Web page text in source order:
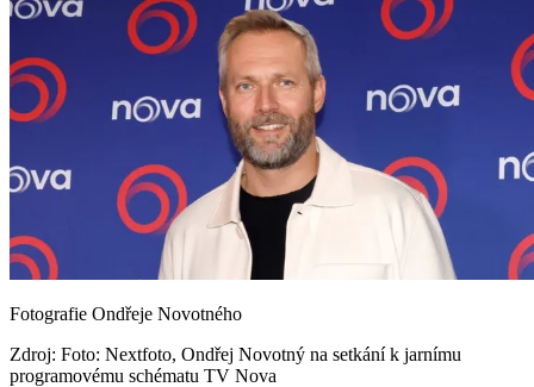
Fotografie Ondřeje Novotného
Zdroj: Foto: Nextfoto, Ondřej Novotný na setkání k jarnímu
programovému schématu TV Nova